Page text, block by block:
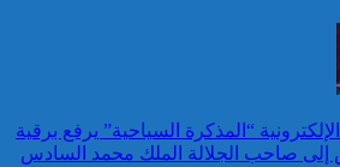
“المذكرة السياحية” يرفع برقية
إلى صاحب الجلالة الملك محمد السادس